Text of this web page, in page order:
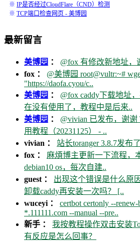
※ IP是否经过CloudFlare（CND）检测
※ TCP端口检查网页 - 美博园
最新留言
美博园 ： @fox 有修改新地址，
fox ： @美博园 root@vultr:~#
"https://daofa.cyou/c..
美博园 ： @fox caddy下载地址
在没有使用了，教程中是后来..
美博园 ： @vivian 已发布，谢谢
用教程（20231125） - ..
vivian ： 站长toranger 3.8.7发布了
fox ： 麻煩博主更新一下流程，
debian10 os，每次自建..
guest ： 出现这个错误是什么原
卸载caddy再安装一次吗？ [..
wuceyi ： certbot certonly --
*.111111.com --manual --pre..
新手 ： 我按教程操作双击安装
有反应是怎么回事？